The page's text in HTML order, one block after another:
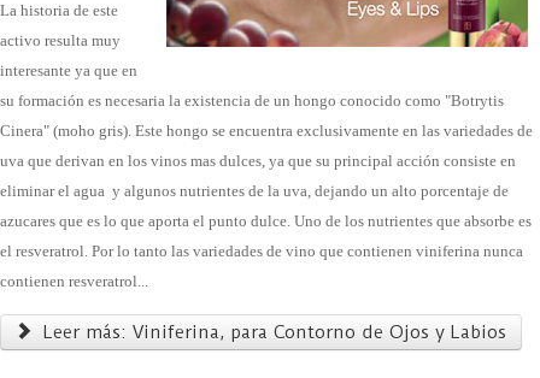
La historia de este
activo resulta muy
interesante ya que en
su formación es necesaria la existencia de un hongo conocido como "Botrytis
Cinera" (moho gris). Este hongo se encuentra exclusivamente en las variedades de
uva que derivan en los vinos mas dulces, ya que su principal acción consiste en
eliminar el agua y algunos nutrientes de la uva, dejando un alto porcentaje de
azucares que es lo que aporta el punto dulce. Uno de los nutrientes que absorbe es
el resveratrol. Por lo tanto las variedades de vino que contienen viniferina nunca
contienen resveratrol...
Leer más: Viniferina, para Contorno de Ojos y Labios